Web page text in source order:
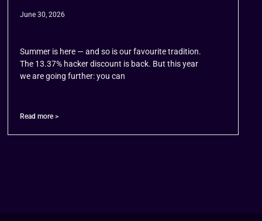
June 30, 2026
Summer is here — and so is our favourite tradition.
The 13.37% hacker discount is back. But this year
we are going further: you can
Read more >